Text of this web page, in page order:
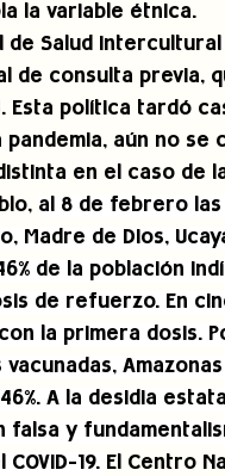
la variable étnica.
de Salud
de consulta previa,
Esta política tardó
aún no se
en el caso de
al 8 de febrero las
Madre de Dios,
de la población
de refuerzo. En
la primera dosis.
A la desidia
falsa y
19. El Centro